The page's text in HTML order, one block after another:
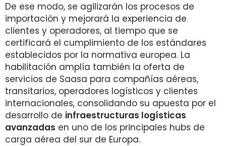
De ese modo, se agilizarán los procesos de
importación y mejorará la experiencia de
clientes y operadores, al tiempo que se
certificará el cumplimiento de los estándares
establecidos por la normativa europea. La
habilitación amplía también la oferta de
servicios de Saasa para compañías aéreas,
transitarios, operadores logísticos y clientes
internacionales, consolidando su apuesta por el
desarrollo de infraestructuras logísticas
avanzadas en uno de los principales hubs de
carga aérea del sur de Europa.